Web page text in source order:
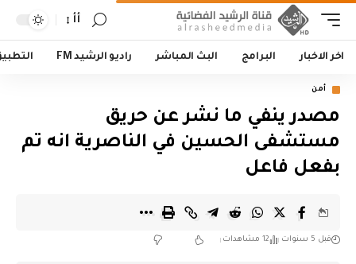
أأ
اخر الاخبار البرامج البث المباشر راديو الرشيد FM
أمن
مصدر ينفي ما نشر عن حريق
مستشفى الحسين في الناصرية انه تم
بفعل فاعل
قبل 5 سنوات 12 مشاهدات